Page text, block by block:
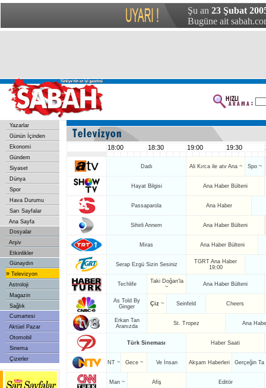
Şu an 23 Şubat
Bugüne ait
Yazarlar
Günün İçinden
Ekonomi
Gündem
Siyaset
Dünya
Spor
Hava Durumu
Sarı Sayfalar
Ana Sayfa
Dosyalar
Arşiv
Etkinlikler
Günaydın
» Televizyon
Astroloji
Magazin
Sağlık
Cumartesi
Aktüel Pazar
Otomobil
Sinema
Çizerler
18:00 18:30 19:00 19:30
Dadı Ali Kırca ile atv Ana ~ Spo ~
Hayat Bilgisi Ana Haber Bülteni
Passaparola Ana Haber
Sihirli Annem Ana Haber Bülteni
Miras Ana Haber Bülteni
Serap Ezgü Sizin Sesiniz
TGRT Ana Haber
19:00
Techlife
Taki Doğan'la
~
Ana Haber Bülteni
As Told By
Ginger
Çiz~ Seinfeld Cheers
Erkan Tan
Aranızda
St. Tropez Ana
Türk Sineması Haber Saati
NT ~ Gece ~ Ve İnsan Akşam Haberleri Gerçeğin Ta
Man ~ Afiş Editör